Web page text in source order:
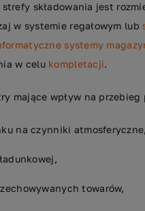
składowania jest
w systemie regałowym lub
systemy
w celu kompletacji.
mające wpływ na
na czynniki atmosferyczne,
towarów,